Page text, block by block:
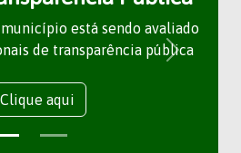
está sendo avaliado
de transparência pública
Clique aqui